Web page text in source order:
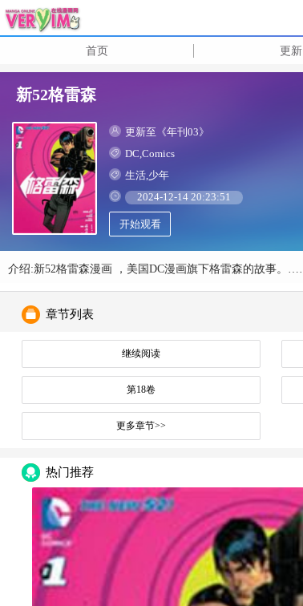
首页 更新
新52格雷森
更新至《年刊03》
DC,Comics
生活,少年
2024-12-14 20:23:51
开始观看
介绍:新52格雷森漫画 ，美国DC漫画旗下格雷森的故事。
章节列表
继续阅读
第18卷
更多章节>>
热门推荐